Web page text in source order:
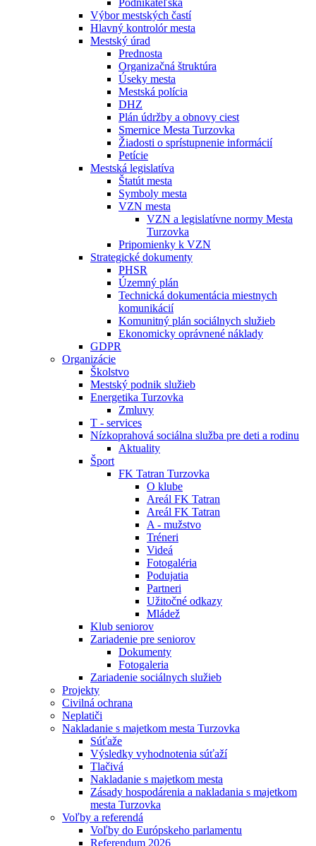
Podnikateľská
Výbor mestských častí
Hlavný kontrolór mesta
Mestský úrad
Prednosta
Organizačná štruktúra
Úseky mesta
Mestská polícia
DHZ
Plán údržby a obnovy ciest
Smernice Mesta Turzovka
Žiadosti o sprístupnenie informácií
Petície
Mestská legislatíva
Štatút mesta
Symboly mesta
VZN mesta
VZN a legislatívne normy Mesta
Turzovka
Pripomienky k VZN
Strategické dokumenty
PHSR
Územný plán
Technická dokumentácia miestnych
komunikácií
Komunitný plán sociálnych služieb
Ekonomicky oprávnené náklady
GDPR
Organizácie
Školstvo
Mestský podnik služieb
Energetika Turzovka
Zmluvy
T - services
Nízkoprahová sociálna služba pre deti a rodinu
Aktuality
Šport
FK Tatran Turzovka
O klube
Areál FK Tatran
Areál FK Tatran
A - mužstvo
Tréneri
Videá
Fotogaléria
Podujatia
Partneri
Užitočné odkazy
Mládež
Klub seniorov
Zariadenie pre seniorov
Dokumenty
Fotogaleria
Zariadenie sociálnych služieb
Projekty
Civilná ochrana
Neplatiči
Nakladanie s majetkom mesta Turzovka
Súťaže
Výsledky vyhodnotenia súťaží
Tlačivá
Nakladanie s majetkom mesta
Zásady hospodárenia a nakladania s majetkom
mesta Turzovka
Voľby a referendá
Voľby do Európskeho parlamentu
Referendum 2026